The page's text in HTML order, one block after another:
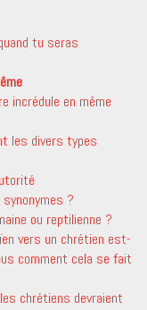
tu seras
incrédule en même
les divers types
?
ou reptilienne ?
vers un chrétien est-
comment cela se fait
chrétiens devraient